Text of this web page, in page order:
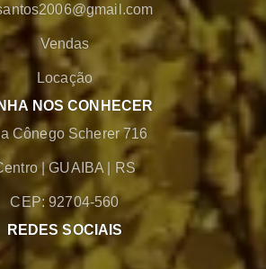
Vendas
Locação
NOS CONHECER
Cônego Scherer 716
|GUAIBA RS
CEP: 92704-560
REDES SOCIAIS